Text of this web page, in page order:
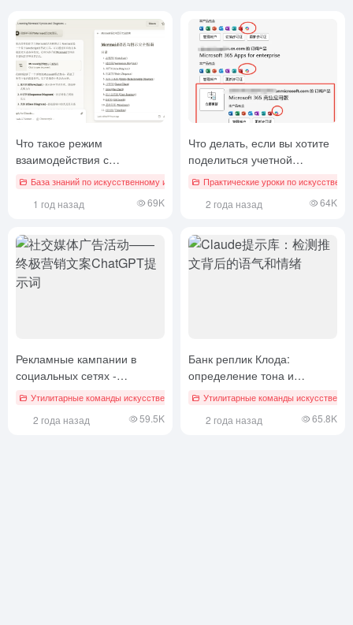
Что такое режим
взаимодействия с
артефактами
База знаний по искусственному интеллекту
1 год назад 69K
Что делать, если вы хотите
поделиться учетной
записью Copilot, но не
хотите делиться файлами и
данными: один прием,
сделать это правильно
Практические уроки по
2 года назад 64K
Рекламные кампании в
социальных сетях -
окончательный вариант
копирования ChatGPT
Утилитарные команды искусственного интеллекта
2 года назад 59.5K
Банк реплик Клода:
определение тона и
настроения по твитам
Утилитарные команды
2 года назад 65.8K